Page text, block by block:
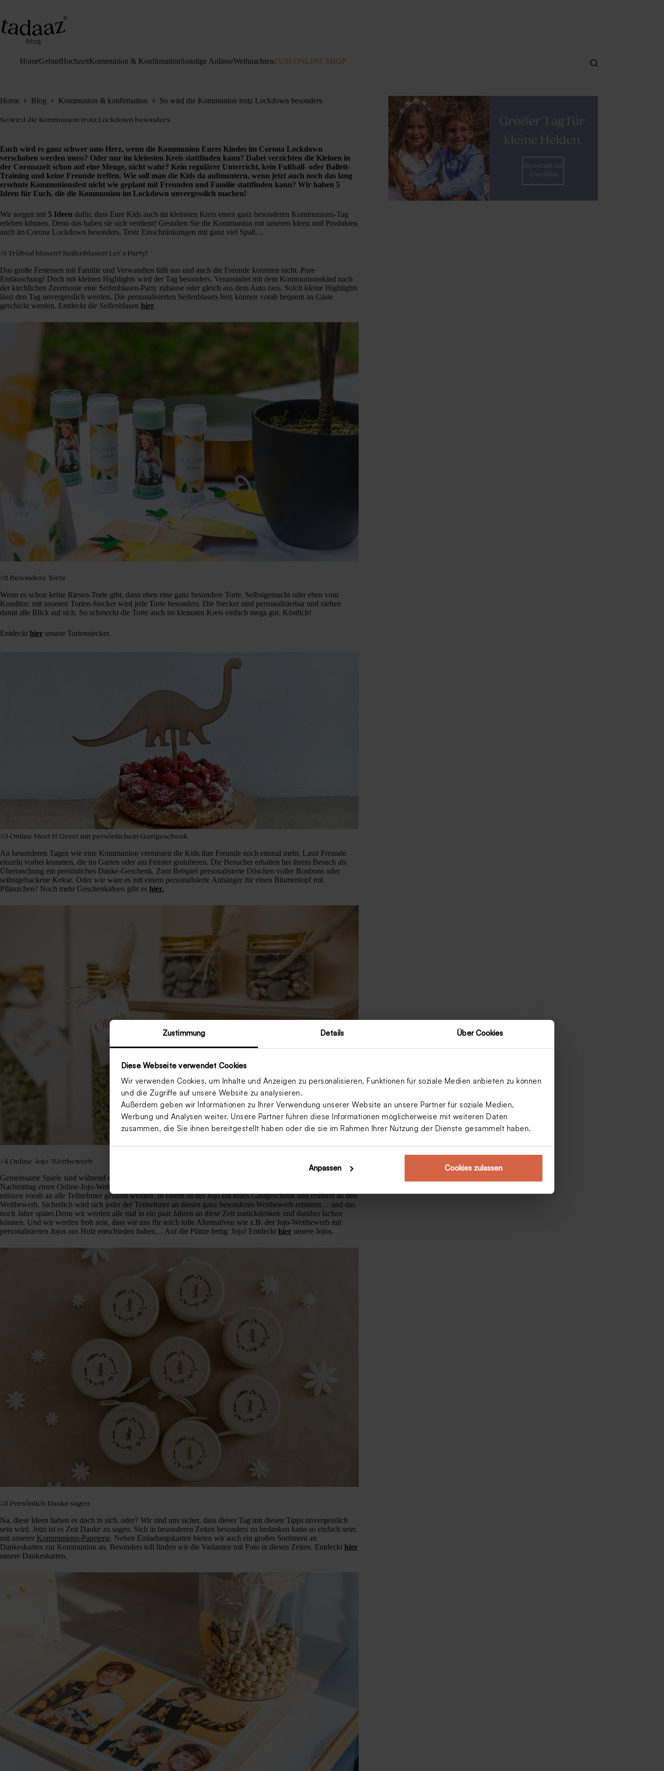
Zustimmung Details Über Cookies
Diese Webseite verwendet Cookies
Wir verwenden Cookies, um Inhalte und Anzeigen zu personalisieren, Funktionen für soziale Medien anbieten zu können
und die Zugriffe auf unsere Website zu analysieren.
Außerdem geben wir Informationen zu Ihrer Verwendung unserer Website an unsere Partner für soziale Medien,
Werbung und Analysen weiter. Unsere Partner führen diese Informationen möglicherweise mit weiteren Daten
zusammen, die Sie ihnen bereitgestellt haben oder die sie im Rahmen Ihrer Nutzung der Dienste gesammelt haben.
Anpassen Cookies zulassen
springen
HomeGeburtHochzeitKommunion & KonfirmationSonstige AnlässeWeihnachtenZUM ONLINE SHOP
Home Blog Kommunion & konfirmation So wird die Kommunion trotz Lockdown besonders
So wird die Kommunion trotz Lockdown besonders
Euch wird es ganz schwer ums Herz, wenn die Kommunion Eures Kindes im Corona Lockdown
verschoben werden muss? Oder nur im kleinsten Kreis stattfinden kann? Dabei verzichten die Kleinen in
der Coronazeit schon auf eine Menge, nicht wahr? Kein regulärer Unterricht, kein Fußball- oder Ballett-
Training und keine Freunde treffen. Wie soll man die Kids da aufmuntern, wenn jetzt auch noch das lang
ersehnte Kommunionsfest nicht wie geplant mit Freunden und Familie stattfinden kann? Wir haben 5
Ideen für Euch, die die Kommunion im Lockdown unvergesslich machen!
Wir sorgen mit 5 Ideen dafür, dass Eure Kids auch im kleinsten Kreis einen ganz besonderen Kommunions-Tag
erleben können. Denn das haben sie sich verdient! Gestalten Sie die Kommunion mit unseren Ideen und Produkten
auch im Corona Lockdown besonders. Trotz Einschränkungen mit ganz viel Spaß…
#1 Trübsal blasen? Seifenblasen! Let´s Party!
Das große Festessen mit Familie und Verwandten fällt aus und auch die Freunde kommen nicht. Pure
Enttäuschung! Doch mit kleinen Highlights wird der Tag besonders. Veranstaltet mit dem Kommunionskind nach
der kirchlichen Zeremonie eine Seifenblasen-Party zuhause oder gleich aus dem Auto raus. Solch kleine Highlights
lässt den Tag unvergesslich werden. Die personalisierten Seifenblasen-Sets können vorab bequem an Gäste
geschickt werden. Entdeckt die Seifenblasen hier.
#2 Besondere Torte
Wenn es schon keine Riesen-Torte gibt, dann eben eine ganz besondere Torte. Selbstgemacht oder eben vom
Konditor: mit unseren Torten-Stecker wird jede Torte besonders. Die Stecker sind personalisierbar und ziehen
damit alle Blick auf sich. So schmeckt die Torte auch im kleinsten Kreis einfach mega gut. Köstlich!
Entdeckt hier unsere Tortenstecker.
#3 Online Meet & Greet mit persönlichem Gastgeschenk
An besonderen Tagen wie eine Kommunion vermissen die Kids ihre Freunde noch einmal mehr. Lasst Freunde
einzeln vorbei kommen, die im Garten oder am Fenster gratulieren. Die Besucher erhalten bei ihrem Besuch als
Überraschung ein persönliches Danke-Geschenk. Zum Beispiel personalisierte Döschen voller Bonbons oder
selbstgebackene Kekse. Oder wie wäre es mit einem personalisierte Anhänger für einen Blumentopf mit
Pflänzchen? Noch mehr Geschenkideen gibt es hier.
#4 Online-Jojo-Wettbewerb
Gemeinsame Spiele sind während des Lockdowns nicht möglich? Klar, online! Veranstaltet als Überraschung im
Nachmittag einen Online-Jojo-Wettbewerb. Vorab muss dies natürlich geplant sein. Unsere personalisierten Jojos
müssen vorab an alle Teilnehmer gesandt werden. In einem ist der Jojo ein tolles Gastgeschenk und erinnert an den
Wettbewerb. Sicherlich wird sich jeder der Teilnehmer an diesen ganz besonderes Wettbewerb erinnern… und das
noch Jahre später.Denn wir werden alle mal in ein paar Jahren an diese Zeit zurückdenken und darüber lachen
können. Und wir werden froh sein, dass wir uns für solch tolle Alternativen wie z.B. der Jojo-Wettbewerb mit
personalisierten Jojos aus Holz entschieden haben… Auf die Plätze fertig: Jojo! Entdeckt hier unsere Jojos.
#5 Persönlich Danke sagen
Na, diese Ideen haben es doch in sich, oder? Wir sind uns sicher, dass dieser Tag mit diesen Tipps unvergesslich
sein wird. Jetzt ist es Zeit Danke zu sagen. Sich in besonderen Zeiten besonders zu bedanken kann so einfach sein:
mit unserer Kommunions-Papeterie. Neben Einladungskarten bieten wir auch ein großes Sortiment an
Dankeskarten zur Kommunion an. Besonders toll finden wir die Varianten mit Foto in diesen Zeiten. Entdeckt hier
unsere Dankeskarten.